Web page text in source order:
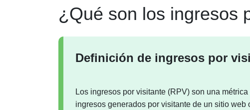
¿Qué son los ingresos
Definición de ingresos por
Los ingresos por visitante (RPV) son una
ingresos generados por visitante de un sitio web